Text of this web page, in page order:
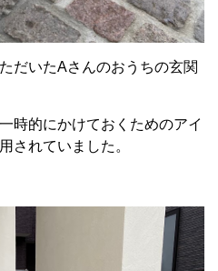
だいたAさんのおうちの玄関
時的にかけておくためのアイ
されていました。